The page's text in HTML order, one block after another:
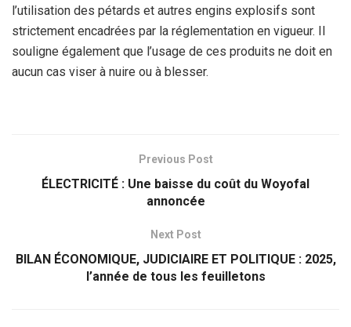
l’utilisation des pétards et autres engins explosifs sont
strictement encadrées par la réglementation en vigueur. Il
souligne également que l’usage de ces produits ne doit en
aucun cas viser à nuire ou à blesser.
Previous Post
ÉLECTRICITÉ : Une baisse du coût du Woyofal
annoncée
Next Post
BILAN ÉCONOMIQUE, JUDICIAIRE ET POLITIQUE : 2025,
l’année de tous les feuilletons